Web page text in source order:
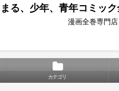
まる、少年、青年コミッ
漫画全巻専門店
カテゴリ